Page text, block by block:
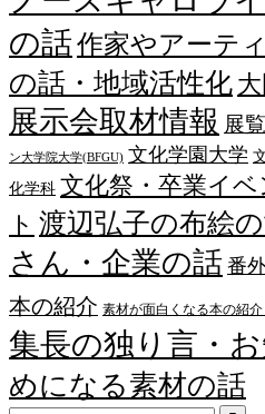
の話作家やアーテ
の話・地域活性化
展示会取材情報 展
ン大学院大学(BFGU) 文化学園大学
化学科 文化祭・卒業イ
ト 渡辺弘子の布絵
さん・企業の話 番
本の紹介 素材が面白くなる本の紹
集長の独り言・
めになる素材の話